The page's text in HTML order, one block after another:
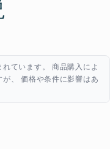
ています。 商品購入によ
、 価格や条件に影響はあ